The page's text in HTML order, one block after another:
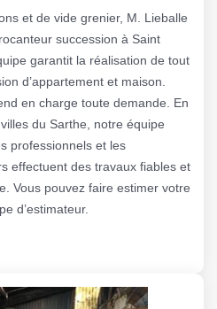
et de vide grenier, M. Lieballe
succession à Saint
garantit la réalisation de tout
d’appartement et maison.
en charge toute demande. En
du Sarthe, notre équipe
professionnels et les
effectuent des travaux fiables et
Vous pouvez faire estimer votre
d’estimateur.